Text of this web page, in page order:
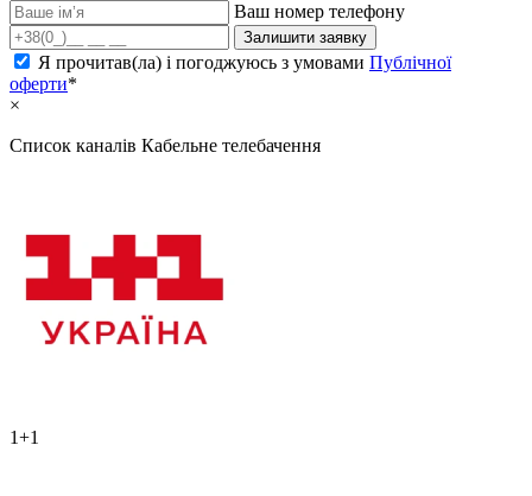
Ваш номер телефону
Залишити заявку
Я прочитав(ла) і погоджуюсь з умовами Публічної
оферти*
×
Список каналів Кабельне телебачення
1+1